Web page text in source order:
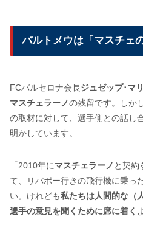
バルトメウは「マスチェ
FCバルセロナ会長ジュゼップ･マ
マスチェラーノの残留です。しか
の取材に対して、選手側との話し
明かしています。
「2010年にマスチェラーノ と契約
て、リバポー行きの飛行機に乗っ
い。けれども私たちは人間的な（
選手の意見を聞くために席に着く